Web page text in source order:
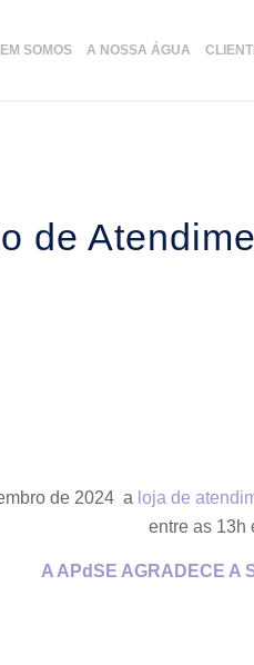
SOMOS A NOSSA ÁGUA
de
de 2024 a loja de
entre as 13h
A APdSE AGRADECE A